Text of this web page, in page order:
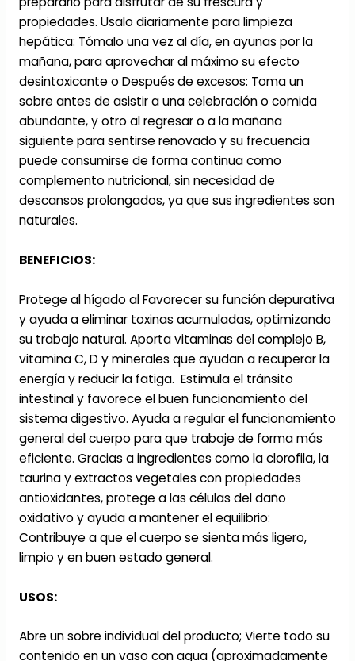
propiedades. Usalo diariamente para limpieza
hepática: Tómalo una vez al día, en ayunas por la
mañana, para aprovechar al máximo su efecto
desintoxicante o Después de excesos: Toma un
sobre antes de asistir a una celebración o comida
abundante, y otro al regresar o a la mañana
siguiente para sentirse renovado y su frecuencia
puede consumirse de forma continua como
complemento nutricional, sin necesidad de
descansos prolongados, ya que sus ingredientes son
naturales.
BENEFICIOS:
Protege al hígado al Favorecer su función depurativa
y ayuda a eliminar toxinas acumuladas, optimizando
su trabajo natural. Aporta vitaminas del complejo B,
vitamina C, D y minerales que ayudan a recuperar la
energía y reducir la fatiga. Estimula el tránsito
intestinal y favorece el buen funcionamiento del
sistema digestivo. Ayuda a regular el funcionamiento
general del cuerpo para que trabaje de forma más
eficiente. Gracias a ingredientes como la clorofila, la
taurina y extractos vegetales con propiedades
antioxidantes, protege a las células del daño
oxidativo y ayuda a mantener el equilibrio:
Contribuye a que el cuerpo se sienta más ligero,
limpio y en buen estado general.
USOS:
Abre un sobre individual del producto; Vierte todo su
contenido en un vaso con agua (aproximadamente